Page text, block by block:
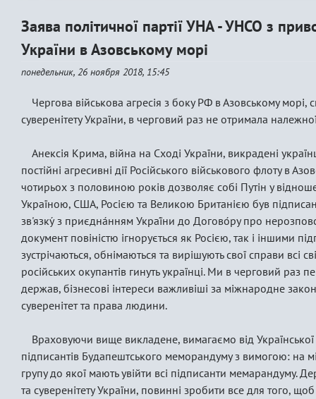
Заява політичної партії УНА - УНСО з
України в Азовському морі
понедельник, 26 ноября 2018, 15:45
Чергова військова агресія з боку РФ в Азовському морі,
суверенітету України, в черговий раз не отримала належної
Анексія Крима, війна на Сході України, викрадені
постійні агресивні дії Російського військового флоту в
чотирьох з половиною років дозволяє собі Путін у
Україною, США, Росією та Великою Британією був
зв'язку́ з приєдна́нням Украї́ни до Догово́ру про
документ повіністю ігнорується як Росією, так і іншими
зустрічаються, обнімаються та вирішують свої справи всі
російських окупантів гинуть українці. Ми в черговий раз
держав, бізнесові інтереси важливіші за міжнародне
суверенітет та права людини.
Враховуючи вище викладене, вимагаємо від
підписантів Будапештського меморандуму з вимогою: на
групу до якої мають увійти всі підписанти мемарандуму.
та суверенітету України, повинні зробити все для того,